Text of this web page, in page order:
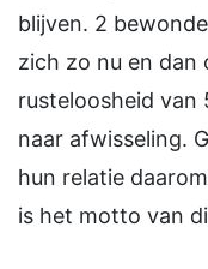
blijven. 2
zich zo nu en dan
rusteloosheid van
naar afwisseling.
hun relatie
is het motto van